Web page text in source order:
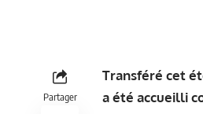
Partager
Transféré cet
a été accueilli